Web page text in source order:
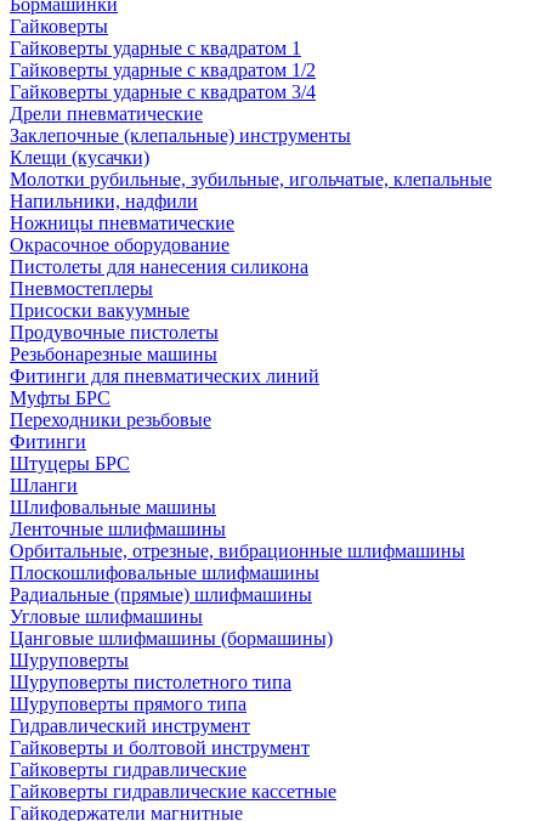
Бормашинки
Гайковерты
Гайковерты ударные с квадратом 1
Гайковерты ударные с квадратом 1/2
Гайковерты ударные с квадратом 3/4
Дрели пневматические
Заклепочные (клепальные) инструменты
Клещи (кусачки)
Молотки рубильные, зубильные, игольчатые, клепальные
Напильники, надфили
Ножницы пневматические
Окрасочное оборудование
Пистолеты для нанесения силикона
Пневмостеплеры
Присоски вакуумные
Продувочные пистолеты
Резьбонарезные машины
Фитинги для пневматических линий
Муфты БРС
Переходники резьбовые
Фитинги
Штуцеры БРС
Шланги
Шлифовальные машины
Ленточные шлифмашины
Орбитальные, отрезные, вибрационные шлифмашины
Плоскошлифовальные шлифмашины
Радиальные (прямые) шлифмашины
Угловые шлифмашины
Цанговые шлифмашины (бормашины)
Шуруповерты
Шуруповерты пистолетного типа
Шуруповерты прямого типа
Гидравлический инструмент
Гайковерты и болтовой инструмент
Гайковерты гидравлические
Гайковерты гидравлические кассетные
Гайкодержатели магнитные